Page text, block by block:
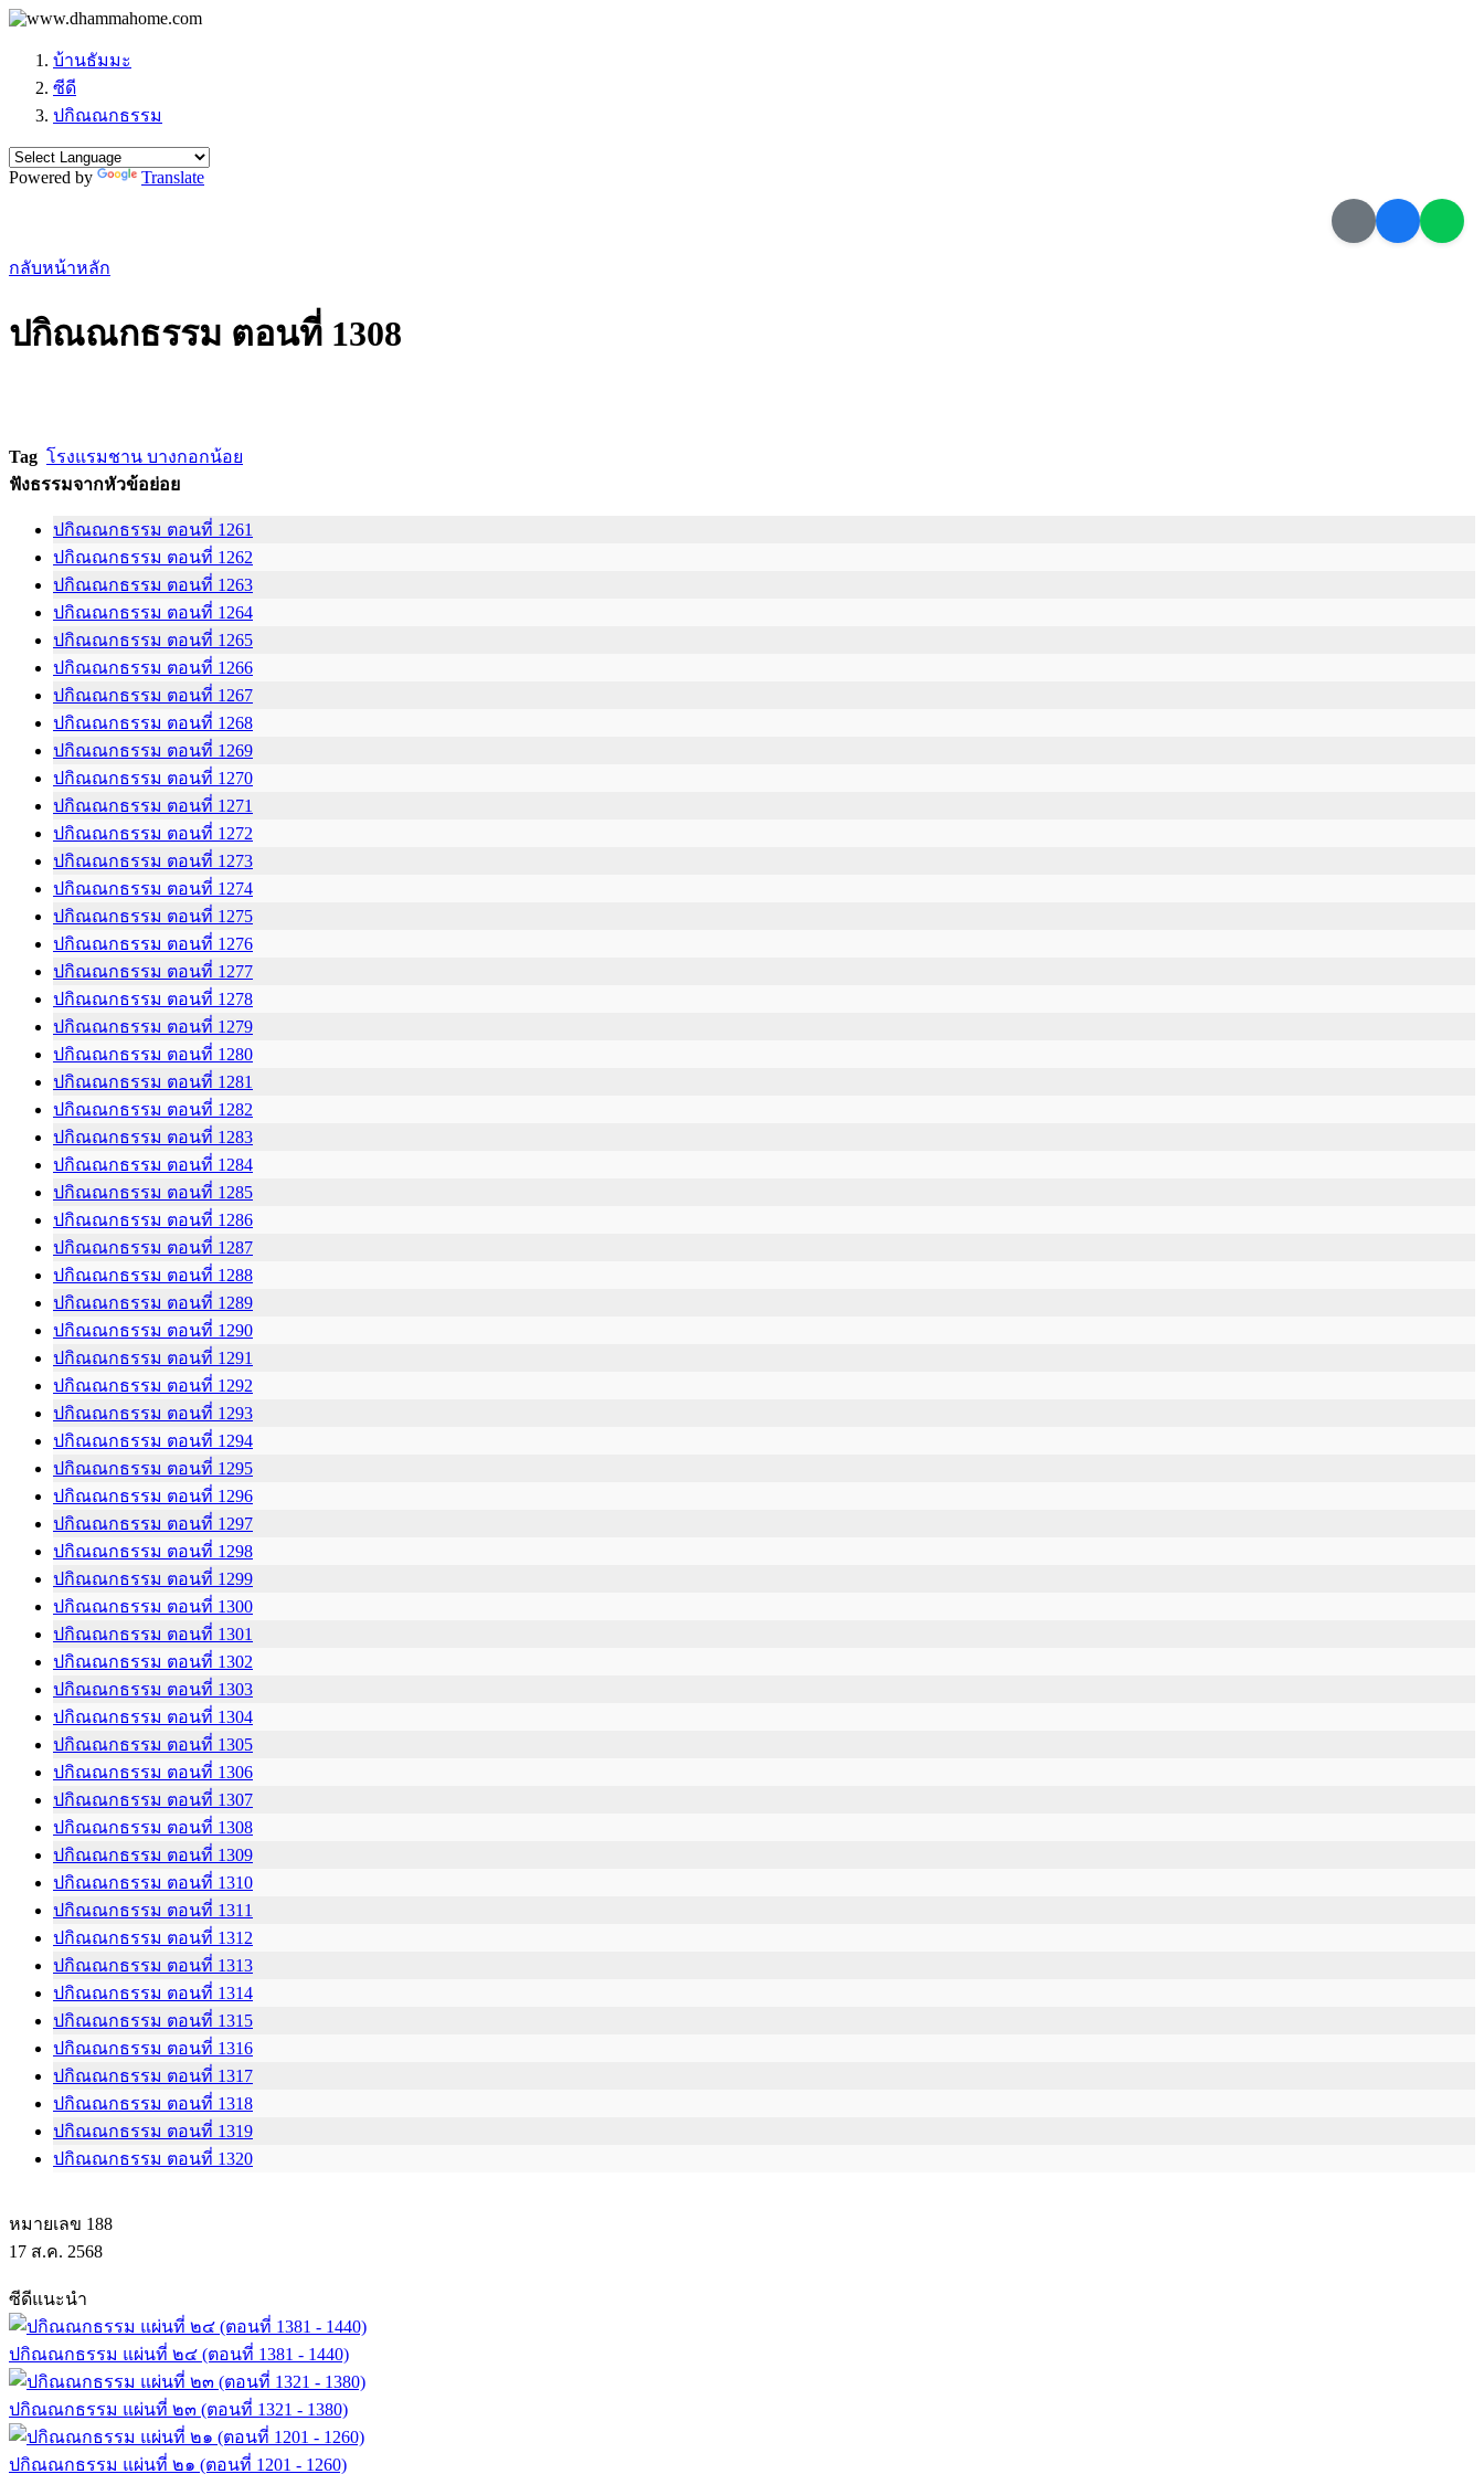
บ้านธัมมะ
ซีดี
ปกิณณกธรรม
Powered by Translate
กลับหน้าหลัก
ปกิณณกธรรม ตอนที่ 1308
Tag โรงแรมชาน บางกอกน้อย
ฟังธรรมจากหัวข้อย่อย
ปกิณณกธรรม ตอนที่ 1261
ปกิณณกธรรม ตอนที่ 1262
ปกิณณกธรรม ตอนที่ 1263
ปกิณณกธรรม ตอนที่ 1264
ปกิณณกธรรม ตอนที่ 1265
ปกิณณกธรรม ตอนที่ 1266
ปกิณณกธรรม ตอนที่ 1267
ปกิณณกธรรม ตอนที่ 1268
ปกิณณกธรรม ตอนที่ 1269
ปกิณณกธรรม ตอนที่ 1270
ปกิณณกธรรม ตอนที่ 1271
ปกิณณกธรรม ตอนที่ 1272
ปกิณณกธรรม ตอนที่ 1273
ปกิณณกธรรม ตอนที่ 1274
ปกิณณกธรรม ตอนที่ 1275
ปกิณณกธรรม ตอนที่ 1276
ปกิณณกธรรม ตอนที่ 1277
ปกิณณกธรรม ตอนที่ 1278
ปกิณณกธรรม ตอนที่ 1279
ปกิณณกธรรม ตอนที่ 1280
ปกิณณกธรรม ตอนที่ 1281
ปกิณณกธรรม ตอนที่ 1282
ปกิณณกธรรม ตอนที่ 1283
ปกิณณกธรรม ตอนที่ 1284
ปกิณณกธรรม ตอนที่ 1285
ปกิณณกธรรม ตอนที่ 1286
ปกิณณกธรรม ตอนที่ 1287
ปกิณณกธรรม ตอนที่ 1288
ปกิณณกธรรม ตอนที่ 1289
ปกิณณกธรรม ตอนที่ 1290
ปกิณณกธรรม ตอนที่ 1291
ปกิณณกธรรม ตอนที่ 1292
ปกิณณกธรรม ตอนที่ 1293
ปกิณณกธรรม ตอนที่ 1294
ปกิณณกธรรม ตอนที่ 1295
ปกิณณกธรรม ตอนที่ 1296
ปกิณณกธรรม ตอนที่ 1297
ปกิณณกธรรม ตอนที่ 1298
ปกิณณกธรรม ตอนที่ 1299
ปกิณณกธรรม ตอนที่ 1300
ปกิณณกธรรม ตอนที่ 1301
ปกิณณกธรรม ตอนที่ 1302
ปกิณณกธรรม ตอนที่ 1303
ปกิณณกธรรม ตอนที่ 1304
ปกิณณกธรรม ตอนที่ 1305
ปกิณณกธรรม ตอนที่ 1306
ปกิณณกธรรม ตอนที่ 1307
ปกิณณกธรรม ตอนที่ 1308
ปกิณณกธรรม ตอนที่ 1309
ปกิณณกธรรม ตอนที่ 1310
ปกิณณกธรรม ตอนที่ 1311
ปกิณณกธรรม ตอนที่ 1312
ปกิณณกธรรม ตอนที่ 1313
ปกิณณกธรรม ตอนที่ 1314
ปกิณณกธรรม ตอนที่ 1315
ปกิณณกธรรม ตอนที่ 1316
ปกิณณกธรรม ตอนที่ 1317
ปกิณณกธรรม ตอนที่ 1318
ปกิณณกธรรม ตอนที่ 1319
ปกิณณกธรรม ตอนที่ 1320
หมายเลข 188
17 ส.ค. 2568
ซีดีแนะนำ
ปกิณณกธรรม แผ่นที่ ๒๔ (ตอนที่ 1381 - 1440)
ปกิณณกธรรม แผ่นที่ ๒๓ (ตอนที่ 1321 - 1380)
ปกิณณกธรรม แผ่นที่ ๒๑ (ตอนที่ 1201 - 1260)